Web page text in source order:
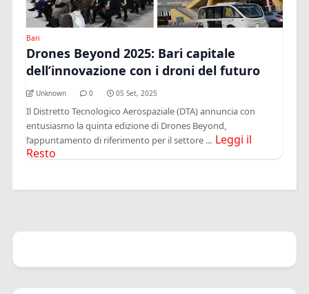
Bari
Drones Beyond 2025: Bari capitale
dell’innovazione con i droni del futuro
Unknown 0 05 Set, 2025
Il Distretto Tecnologico Aerospaziale (DTA) annuncia con
entusiasmo la quinta edizione di Drones Beyond,
l’appuntamento di riferimento per il settore ... Leggi il
Resto